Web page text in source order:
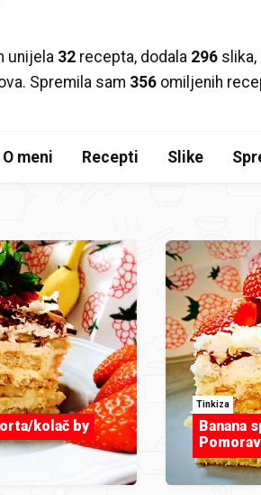
unijela 32 recepta, dodala 296 slika,
Spremila sam 356 omiljenih
O meni Recepti Slike
kolač by
Tinkiza
Banana